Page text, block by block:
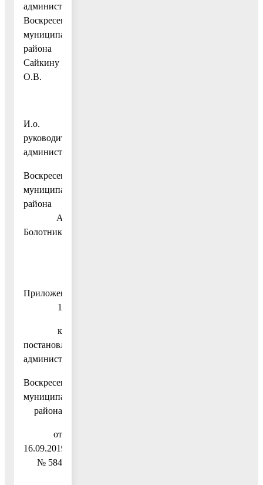
администрации
Воскресенского
муниципального
района
Сайкину
О.В.
И.о.
руководителя
администрации
Воскресенского
муниципального
района
А.В.
Болотников
Приложение
1
к
постановлению
администрации
Воскресенского
муниципального
района
от
16.09.2019
№ 584